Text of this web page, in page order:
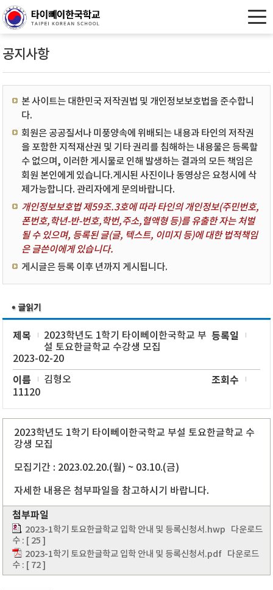
공지사항
본 사이트는 대한민국 저작권법 및 개인정보보호법을 준수합니
다.
회원은 공공질서나 미풍양속에 위배되는 내용과 타인의 저작권
을 포함한 지적재산권 및 기타 권리를 침해하는 내용물은 등록할
수 없으며, 이러한 게시물로 인해 발생하는 결과의 모든 책임은
회원 본인에게 있습니다.게시된 사진이나 동영상은 요청시에 삭
제가능합니다. 관리자에게 문의바랍니다.
개인정보보호법 제59조.3호에 따라 타인의 개인정보(주민번호,
폰번호,학년-반-번호,학번,주소,혈액형 등)를 유출한 자는 처벌
될 수 있으며, 등록된 글(글, 텍스트, 이미지 등)에 대한 법적책임
은 글쓴이에게 있습니다.
게시글은 등록 이후 년까지 게시됩니다.
제목
2023학년도 1학기 타이뻬이한국학교 부
설 토요한글학교 수강생 모집
등록일
2023-02-20
이름 김형오 조회수
11120
2023학년도 1학기 타이뻬이한국학교 부설 토요한글학교 수
강생 모집
모집기간 : 2023.02.20.(월) ~ 03.10.(금)
자세한 내용은 첨부파일을 참고하시기 바랍니다.
첨부파일
2023-1학기 토요한글학교 입학 안내 및 등록신청서.hwp 다운로드
수 : [ 25 ]
2023-1학기 토요한글학교 입학 안내 및 등록신청서.pdf 다운로드
수 : [ 72 ]